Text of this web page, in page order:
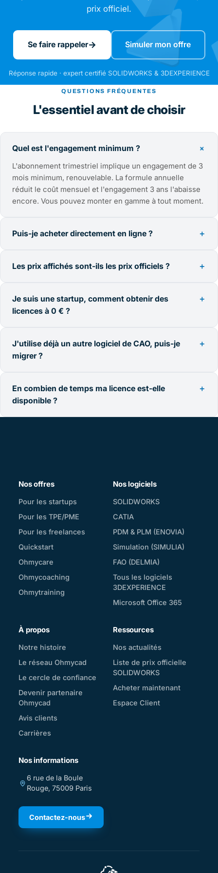
prix officiel.
Se faire rappeler→ Simuler mon offre
Réponse rapide · expert certifié SOLIDWORKS & 3DEXPERIENCE
QUESTIONS FRÉQUENTES
L'essentiel avant de choisir
Quel est l'engagement minimum ? ＋
L'abonnement trimestriel implique un engagement de 3
mois minimum, renouvelable. La formule annuelle
réduit le coût mensuel et l'engagement 3 ans l'abaisse
encore. Vous pouvez monter en gamme à tout moment.
Puis-je acheter directement en ligne ? ＋
Les prix affichés sont-ils les prix officiels ? ＋
Je suis une startup, comment obtenir des
licences à 0 € ?
＋
J'utilise déjà un autre logiciel de CAO, puis-je
migrer ?
＋
En combien de temps ma licence est-elle
disponible ?
＋
Nos offres
Pour les startups
Pour les TPE/PME
Pour les freelances
Quickstart
Ohmycare
Ohmycoaching
Ohmytraining
Nos logiciels
SOLIDWORKS
CATIA
PDM & PLM (ENOVIA)
Simulation (SIMULIA)
FAO (DELMIA)
Tous les logiciels
3DEXPERIENCE
Microsoft Office 365
À propos
Notre histoire
Le réseau Ohmycad
Le cercle de confiance
Devenir partenaire
Ohmycad
Avis clients
Carrières
Ressources
Nos actualités
Liste de prix officielle
SOLIDWORKS
Acheter maintenant
Espace Client
Nos informations
6 rue de la Boule
Rouge, 75009 Paris
Contactez-nous